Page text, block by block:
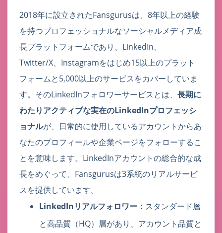
2018年に設立されたFansgurusは、8年以上の経験
を持つプロフェッショナルなソーシャルメディア成
長プラットフォームであり、LinkedIn、
Twitter/X、Instagramをはじめ15以上のプラット
フォームと5,000以上のサービスをカバーしていま
す。そのLinkedInフォロワーサービスとは、 長期に
わたりアクティブな実在のLinkedInプロフェッシ
ョナルが、日常的に使用しているアカウントからあ
なたのプロフィールや企業ページをフォローするこ
とを意味します。LinkedInアカウントの総合的な成
長をめぐって、Fansgurusは3系統のリアルサービ
スを提供しています。
LinkedInリアルフォロワー： スタンダード層
と高品質（HQ）層があり、アカウント品質と